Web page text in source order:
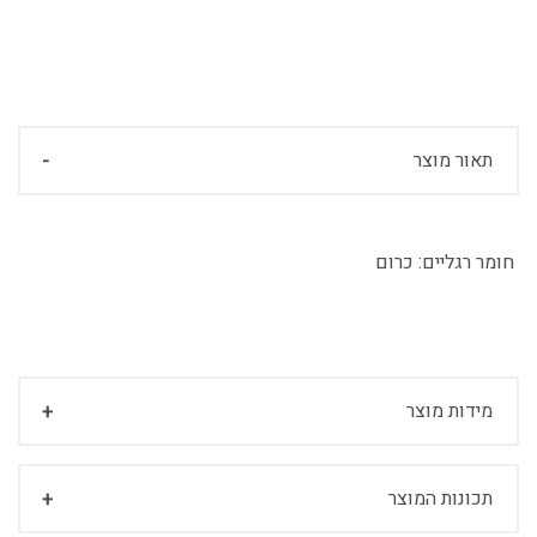
תאור מוצר
חומר רגליים: כרום
מידות מוצר
תכונות המוצר